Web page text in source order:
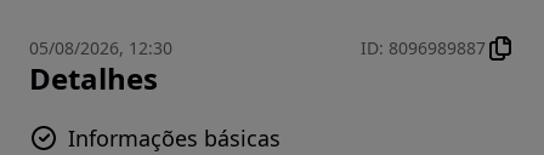
05/08/2026, 12:30 ID: 8096989887
Detalhes
Informações básicas